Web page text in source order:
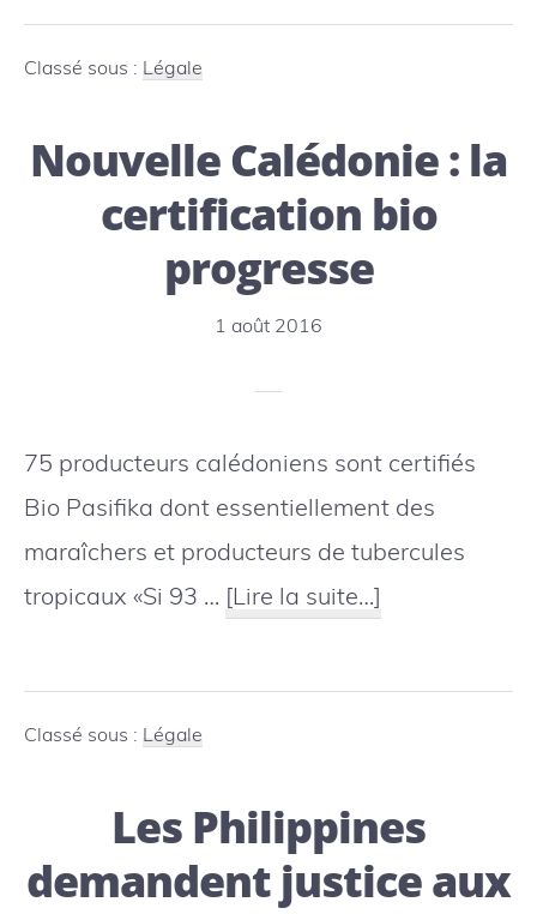
:
sur
espèces
en
favorable
aux
oiseaux
Classé sous : Légale
Nouvelle Calédonie : la
certification bio
progresse
1 août 2016
75 producteurs calédoniens sont certifiés
Bio Pasifika dont essentiellement des
maraîchers et producteurs de tubercules
tropicaux «Si 93 … [Lire la suite…]
Calédonie
certification
progresse
Classé sous : Légale
Les Philippines
demandent justice aux